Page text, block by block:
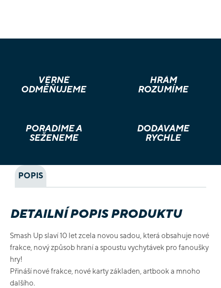
VĚRNÉ
ODMĚŇUJEME
HRÁM
ROZUMÍME
PORADÍME A
SEŽENEME
DODÁVÁME
RYCHLE
POPIS
DETAILNÍ POPIS PRODUKTU
Smash Up slaví 10 let zcela novou sadou, která obsahuje nové
frakce, nový způsob hraní a spoustu vychytávek pro fanoušky
hry!
Přináší nové frakce, nové karty základen, artbook a mnoho
dalšího.